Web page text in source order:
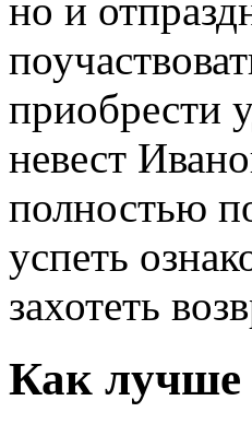
но и
приобрести
невест
полностью
успеть
захотеть
Как лучше